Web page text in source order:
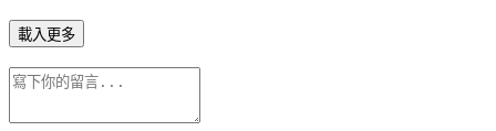
載入更多